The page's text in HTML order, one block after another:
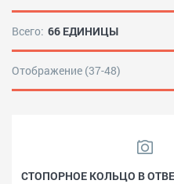
Всего: 66 ЕДИНИЦЫ
Отображение (37-48)
СТОПОРНОЕ КОЛЬЦО В